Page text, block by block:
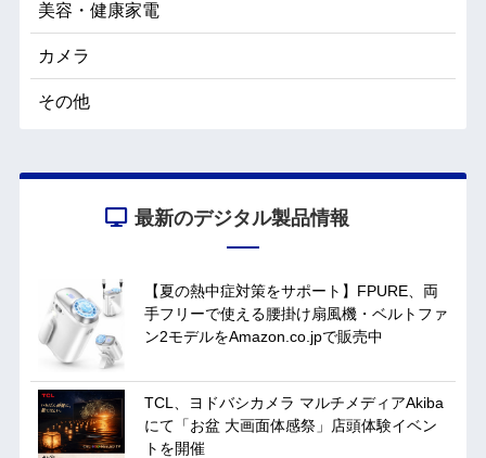
美容・健康家電
カメラ
その他
最新のデジタル製品情報
【夏の熱中症対策をサポート】FPURE、両
手フリーで使える腰掛け扇風機・ベルトファ
ン2モデルをAmazon.co.jpで販売中
TCL、ヨドバシカメラ マルチメディアAkiba
にて「お盆 大画面体感祭」店頭体験イベン
トを開催